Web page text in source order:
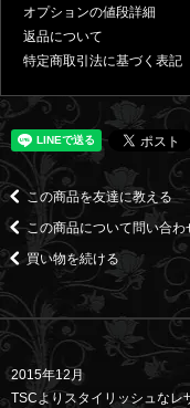
オプションの値段詳細
返品について
特定商取引法に基づく表記
この商品を友達に教える
この商品について問い合わ
買い物を続ける
2015年12月
TSCよりスタイリッシュなレ